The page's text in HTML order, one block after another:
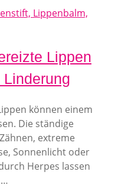
Lippen
können einem
Die ständige
extreme
Sonnenlicht oder
Herpes lassen